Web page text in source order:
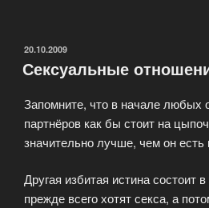
ОПУБЛИКОВАНО
20.10.2009
Сексуальные
Запомните, что в начале любых
партнёров как бы стоит на
значительно лучше, чем он
Другая избитая истина состоит
прежде всего хотят секса, а